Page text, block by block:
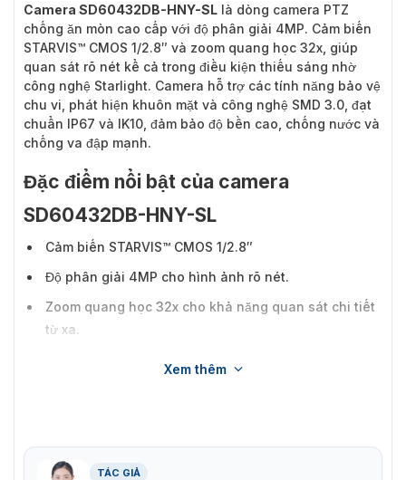
Camera SD60432DB-HNY-SL là dòng camera PTZ
chống ăn mòn cao cấp với độ phân giải 4MP. Cảm biến
STARVIS™ CMOS 1/2.8″ và zoom quang học 32x, giúp
quan sát rõ nét kể cả trong điều kiện thiếu sáng nhờ
công nghệ Starlight. Camera hỗ trợ các tính năng bảo vệ
chu vi, phát hiện khuôn mặt và công nghệ SMD 3.0, đạt
chuẩn IP67 và IK10, đảm bảo độ bền cao, chống nước và
chống va đập mạnh.
Đặc điểm nổi bật của camera
SD60432DB-HNY-SL
Cảm biến STARVIS™ CMOS 1/2.8″
Độ phân giải 4MP cho hình ảnh rõ nét.
Zoom quang học 32x cho khả năng quan sát chi tiết
từ xa.
đập.
Xem thêm
TÁC GIẢ